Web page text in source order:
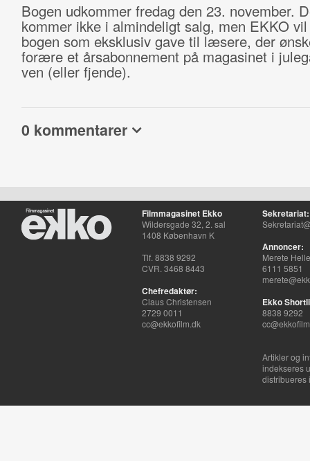
Bogen udkommer fredag den 23. november.
kommer ikke i almindeligt salg, men EKKO
bogen som eksklusiv gave til læsere, der
forære et årsabonnement på magasinet i
ven (eller fjende).
0 kommentarer
Filmmagasinet Ekko
Wildersgade 32, 2. sal
1408 København K
Tlf. 8838 9292
CVR. 3468 8443
Chefredaktør:
Claus Christensen
2729 0011
cc@ekkofilm.dk
Sekretariat:
Annoncer:
Merete
6111 5851
Ekko
8838 9292
Artikler og
indekseres
distribueres